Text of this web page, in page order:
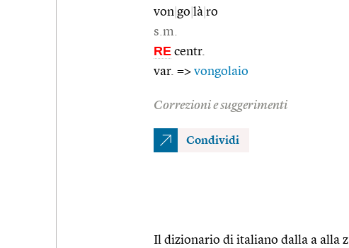
von go là ro
s.m.
RE centr.
var. => vongolaio
Correzioni e suggerimenti
Condividi
Il dizionario di italiano dalla a alla z